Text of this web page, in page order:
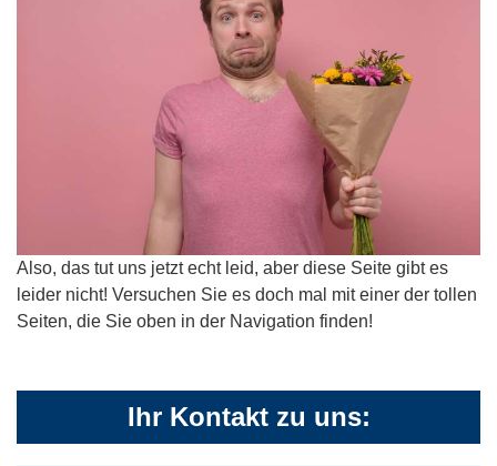
Also, das tut uns jetzt echt leid, aber diese Seite gibt es
leider nicht! Versuchen Sie es doch mal mit einer der tollen
Seiten, die Sie oben in der Navigation finden!
Ihr Kontakt zu uns: